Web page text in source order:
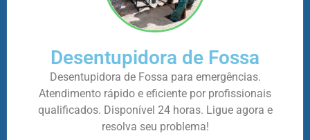
Desentupidora de Fossa
Desentupidora de Fossa para emergências.
Atendimento rápido e eficiente por profissionais
qualificados. Disponível 24 horas. Ligue agora e
resolva seu problema!